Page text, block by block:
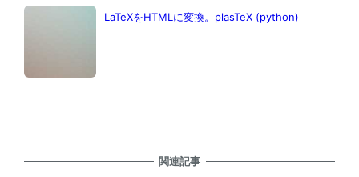
LaTeXをHTMLに変換。plasTeX (python)
関連記事